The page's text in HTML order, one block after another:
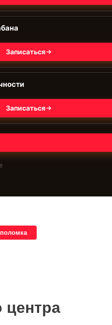
Записаться
Записаться
центра